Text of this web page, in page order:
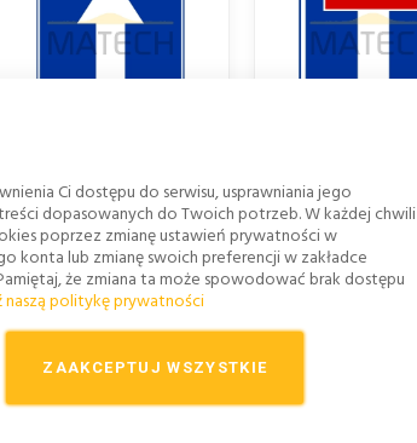
Ci dostępu do serwisu, usprawniania jego
dopasowanych do Twoich potrzeb. W każdej chwili
poprzez zmianę ustawień prywatności w
konta lub zmianę swoich preferencji w zakładce
że zmiana ta może spowodować brak dostępu
naszą politykę prywatności
ZAAKCEPTUJ WSZYSTKIE
Już od
82,41 zł
67,00 zł
DODAJ DO KOSZYKA
Już od
82,41 zł
67,00 zł